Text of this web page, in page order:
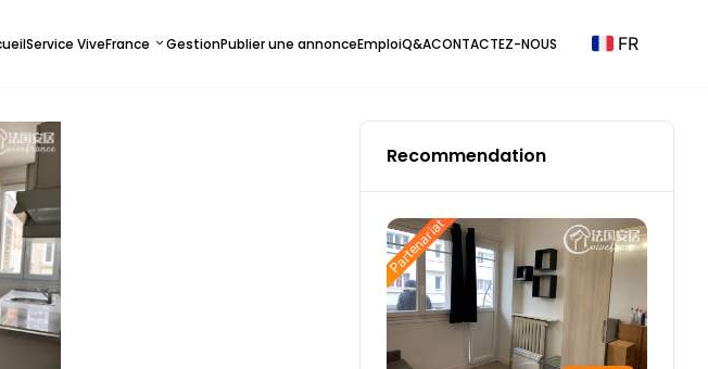
Service ViveFrance GestionPublier une annonceEmploiQ&ACONTACTEZ-NOUS FR
Recommendation
Partenariat